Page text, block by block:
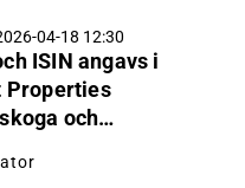
04-18 12:30
ISIN angavs i
Properties
och